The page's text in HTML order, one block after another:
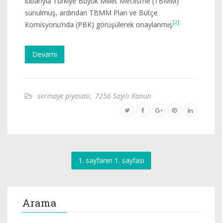
sunulmuş, ardından TBMM Plan ve Bütçe
Komisyonu’nda (PBK) görüşülerek onaylanmış[2]
Devamı
sermaye piyasası, 7256 Sayılı Kanun
1. sayfanın 1. sayfası
Arama